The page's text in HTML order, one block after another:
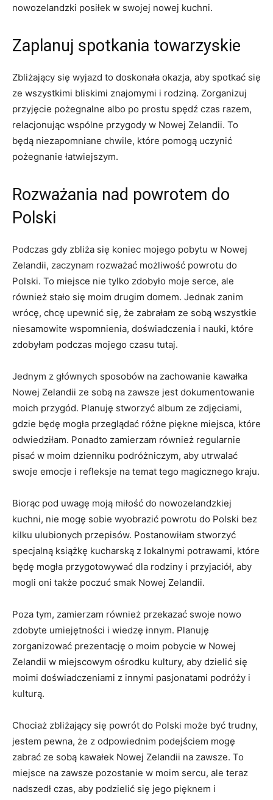
nowozelandzki posiłek w swojej nowej ​kuchni.
Zaplanuj spotkania towarzyskie
Zbliżający się ⁢wyjazd to doskonała okazja, aby spotkać się
ze wszystkimi bliskimi znajomymi ⁤i rodziną. Zorganizuj
przyjęcie pożegnalne albo po prostu spędź czas razem,
relacjonując wspólne przygody w Nowej Zelandii. To
będą niezapomniane chwile, które pomogą uczynić
pożegnanie​ łatwiejszym.
Rozważania nad powrotem do
Polski
Podczas gdy zbliża się koniec mojego pobytu w ⁢Nowej
Zelandii, zaczynam rozważać możliwość powrotu do
Polski.⁣ To miejsce nie tylko zdobyło moje serce, ale
również stało⁢ się moim drugim ⁢domem. Jednak zanim
wrócę, chcę upewnić się, że ‌zabrałam ze⁣ sobą⁣ wszystkie
niesamowite⁣ wspomnienia, doświadczenia i ⁢nauki, które
zdobyłam podczas mojego czasu tutaj.
Jednym z głównych sposobów⁢ na zachowanie kawałka
Nowej Zelandii ⁤ze‌ sobą na zawsze jest dokumentowanie
moich przygód.‍ Planuję‍ stworzyć album ​ze zdjęciami,
gdzie będę mogła przeglądać różne piękne miejsca, które
odwiedziłam. Ponadto zamierzam również‍ regularnie
pisać w⁣ moim dzienniku podróżniczym, aby utrwalać
swoje emocje i⁤ refleksje na⁤ temat tego magicznego kraju.
Biorąc pod uwagę moją miłość do nowozelandzkiej
kuchni, nie mogę sobie wyobrazić powrotu do Polski bez
kilku ulubionych przepisów. Postanowiłam stworzyć
specjalną‍ książkę kucharską z lokalnymi potrawami, które
będę mogła przygotowywać dla rodziny i przyjaciół, aby
mogli oni także poczuć smak Nowej Zelandii.
Poza tym, zamierzam⁣ również ​przekazać swoje nowo
‌zdobyte umiejętności i wiedzę innym. Planuję
zorganizować​ prezentację o moim pobycie w Nowej
⁤Zelandii w miejscowym ⁢ośrodku kultury, aby dzielić‍ się
moimi doświadczeniami ‍z innymi pasjonatami podróży ⁣i
kulturą.
Chociaż zbliżający się powrót do Polski​ może być trudny,
jestem pewna, że ⁤z odpowiednim podejściem mogę
zabrać‌ ze sobą kawałek Nowej Zelandii na​ zawsze. To
miejsce na zawsze pozostanie w moim sercu, ale teraz
nadszedł⁢ czas, aby podzielić się jego pięknem i